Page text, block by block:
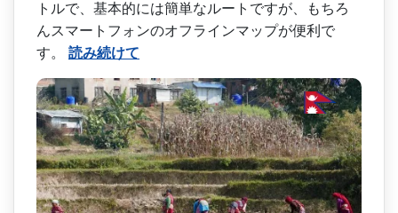
トルで、基本的には簡単なルートですが、もち­ろ
んスマートフォンのオフラインマップが便利で
す。 読み続けて